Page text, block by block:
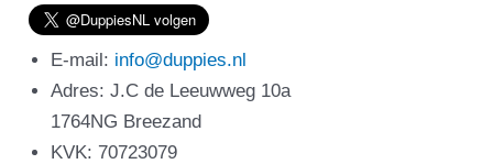
E-mail: info@duppies.nl
Adres: J.C de Leeuwweg 10a
1764NG Breezand
KVK: 70723079